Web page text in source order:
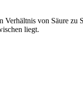
Verhältnis von Säure zu
liegt.